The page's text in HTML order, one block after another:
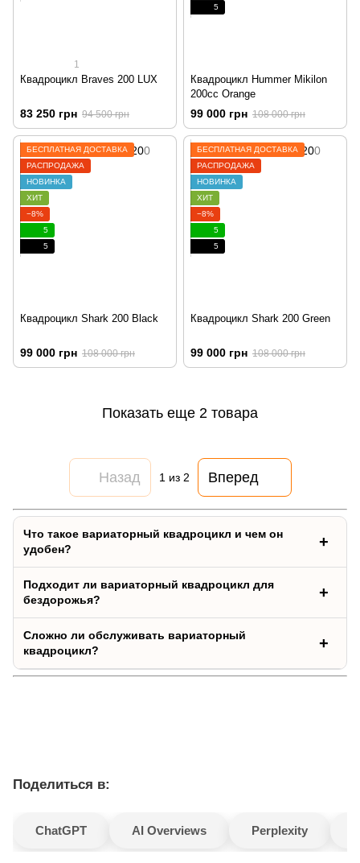
1
Квадроцикл Braves 200 LUX
83 250 грн 94 500 грн
5
Квадроцикл Hummer Mikilon
200cc Orange
99 000 грн 108 000 грн
БЕСПЛАТНАЯ ДОСТАВКА
РАСПРОДАЖА
НОВИНКА
ХИТ
−8%
5
5
Квадроцикл Shark 200 Black
99 000 грн 108 000 грн
БЕСПЛАТНАЯ ДОСТАВКА
РАСПРОДАЖА
НОВИНКА
ХИТ
−8%
5
5
Квадроцикл Shark 200 Green
99 000 грн 108 000 грн
Показать еще 2 товара
Назад 1из 2 Вперед
Что такое вариаторный квадроцикл и чем он
удобен?
Подходит ли вариаторный квадроцикл для
бездорожья?
Сложно ли обслуживать вариаторный
квадроцикл?
Поделиться в:
ChatGPT AI Overviews Perplexity